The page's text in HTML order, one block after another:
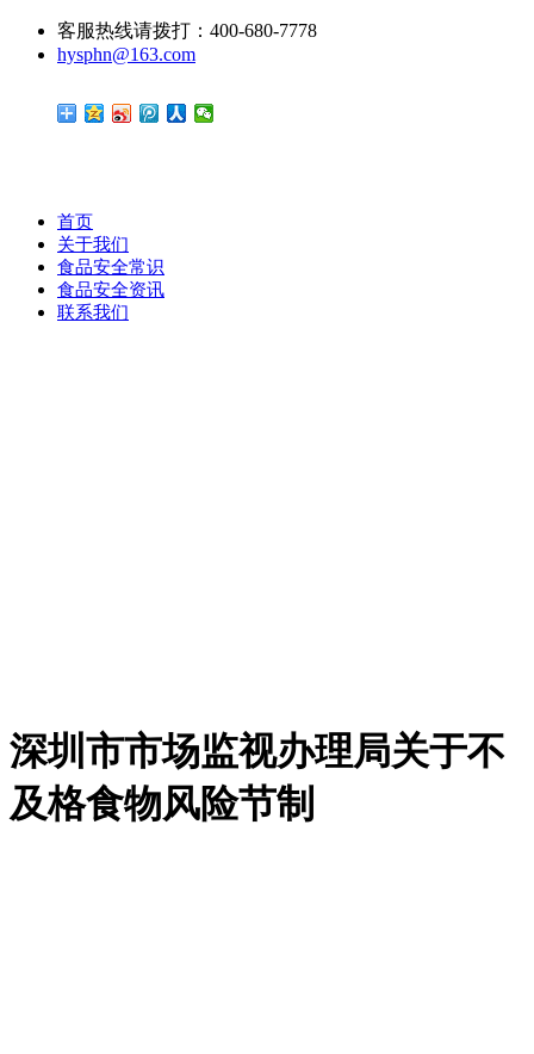
客服热线请拨打：400-680-7778
hysphn@163.com
首页
关于我们
食品安全常识
食品安全资讯
联系我们
深圳市市场监视办理局关于不
及格食物风险节制